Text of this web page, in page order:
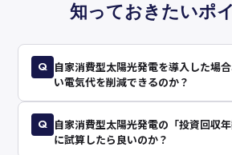
知っておきたいポ
Q 自家消費型太陽光発電を導入した場
い電気代を削減できるのか？
Q 自家消費型太陽光発電の「投資回収
に試算したら良いのか？